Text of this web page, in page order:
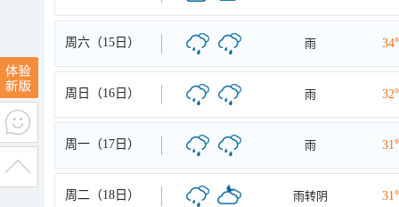
周六（15日） 雨
周日（16日） 雨
周一（17日） 雨
周二（18日） 雨转阴